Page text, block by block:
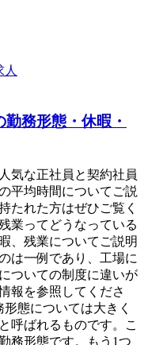
務形態・休暇・
気な正社員と契約社員
平均時間についてご説
たれた方はぜひご覧く
業ってどうなっている
、残業についてご説明
は一例であり、工場に
ついての制度に違いが
報を参照してくださ
態については大きく
呼ばれるものです。こ
務形態です。もう1つ